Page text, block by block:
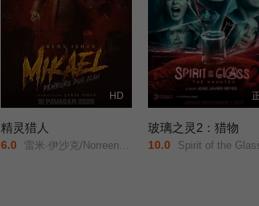
HD
精灵猎人
6.0 雷米·伊沙克/Norreen/Iman/
玻璃之灵2：猎物
10.0 Spirit of the Glass 2: The